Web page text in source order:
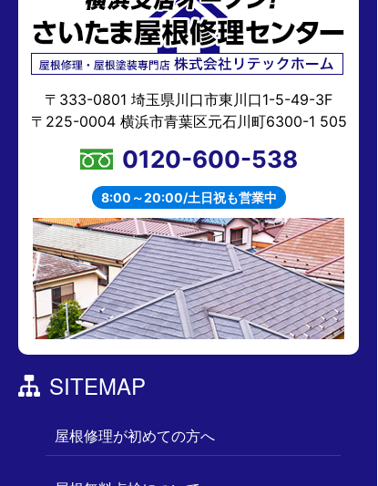
〒333-0801 埼玉県川口市東川口1-5-49-3F
〒225-0004 横浜市青葉区元石川町6300-1 505
0120-600-538
8:00～20:00/土日祝も営業中
SITEMAP
屋根修理が初めての方へ